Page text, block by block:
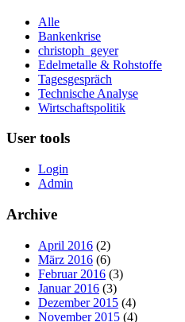
Alle
Bankenkrise
christoph_geyer
Edelmetalle & Rohstoffe
Tagesgespräch
Technische Analyse
Wirtschaftspolitik
User tools
Login
Admin
Archive
April 2016 (2)
März 2016 (6)
Februar 2016 (3)
Januar 2016 (3)
Dezember 2015 (4)
November 2015 (4)